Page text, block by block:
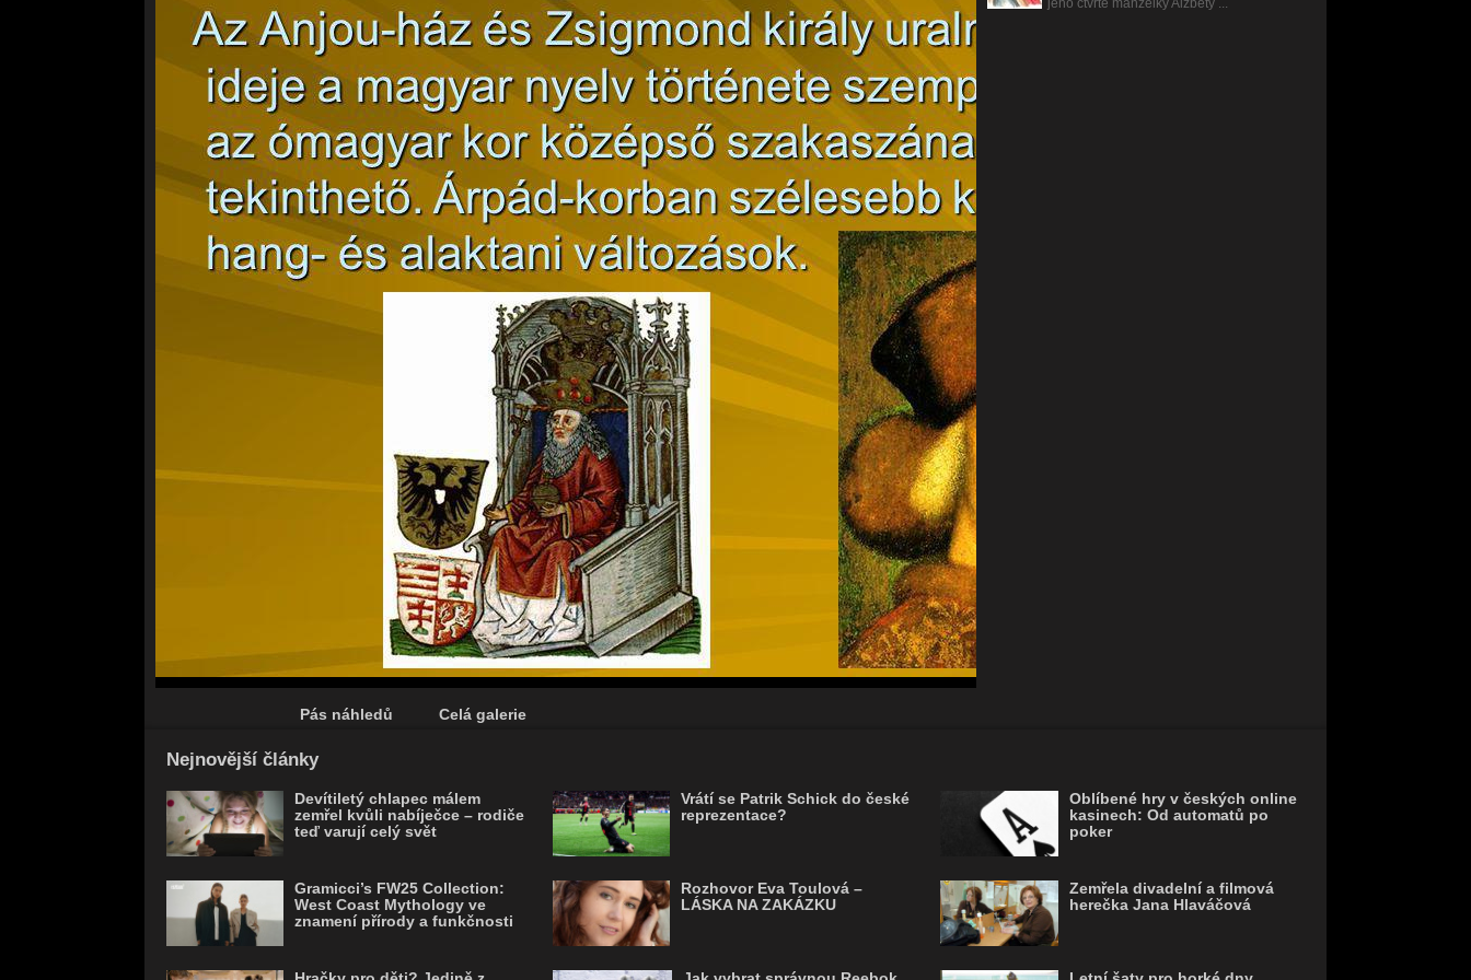
Pás náhledů Celá galerie
jeho čtvrté manželky Alžběty ...
Nejnovější články
Devítiletý chlapec málem
zemřel kvůli nabíječce – rodiče
teď varují celý svět
Gramicci’s FW25 Collection:
West Coast Mythology ve
znamení přírody a funkčnosti
Vrátí se Patrik Schick do české
reprezentace?
Rozhovor Eva Toulová –
LÁSKA NA ZAKÁZKU
Oblíbené hry v českých online
kasinech: Od automatů po
poker
Zemřela divadelní a filmová
herečka Jana Hlaváčová